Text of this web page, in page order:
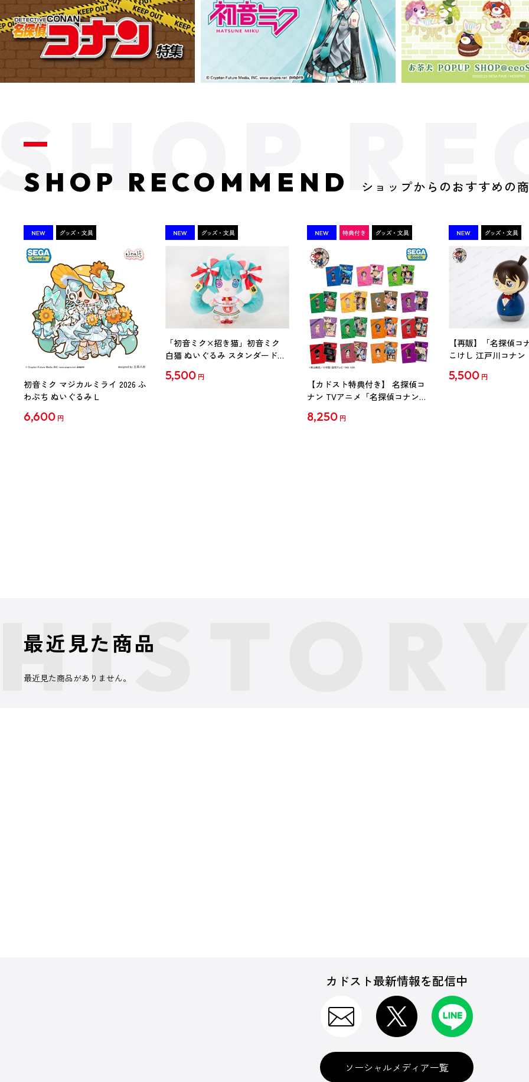
SHOP RECOMMEND ショップからのおすすめの
初音ミク マジカルミライ 2026 ふ
わぷち ぬいぐるみ L
6,600 円
「初音ミク×招き猫」初音ミク
白猫 ぬいぐるみ スタンダード
5,500 円
【カドスト特典付き】 名探偵コ
ナン TVアニメ「名探偵コナン」
【1BOX】
8,250 円
【再販】「名探偵コ
こけし 江戸川コナン
5,500 円
最近見た商品
最近見た商品がありません。
カドスト最新情報を配信中
ソーシャルメディア一覧